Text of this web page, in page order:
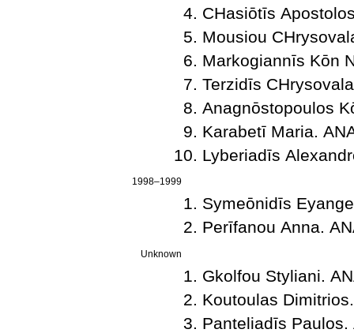
CΗasiōtīs
Mousiou
Markogiannīs Kōn
Terzidīs
Anagnōstopoulos
Karabetī Maria.
Lyberiadīs
1998–1999
Symeōnidīs
Perīfanou Anna.
Unknown
Gkolfou Styliani.
Koutoulas
Panteliadīs